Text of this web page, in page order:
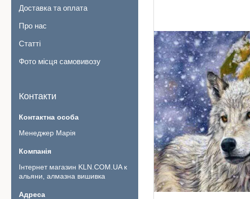
Доставка та оплата
Про нас
Статті
Фото місця самовивозу
Контакти
Менеджер Марія
Інтернет магазин KLN.COM.UA к
альяни, алмазна вишивка